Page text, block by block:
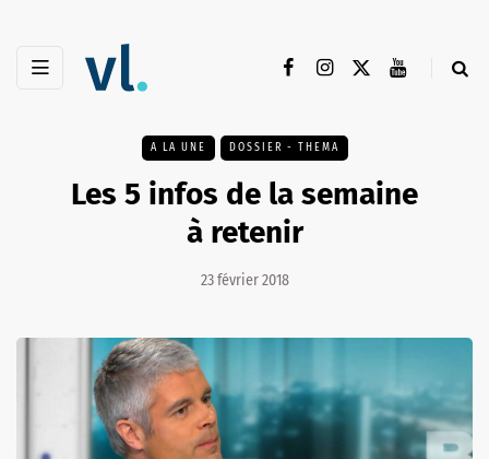
A LA UNE DOSSIER - THEMA
Les 5 infos de la semaine
à retenir
23 février 2018